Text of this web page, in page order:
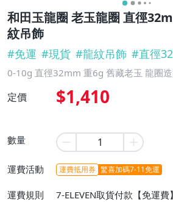
和田玉龍圈 老玉龍圈 直徑
紋吊飾
#免運 #現貨 #龍紋吊飾 #直徑
0-10g 直徑32mm 重6g 舊藏老玉 龍圈
定價 $1,410
數量
運費活動 運費抵用券 驚喜加碼7-11免運
運費規則
7-ELEVEN取貨付款【免運費